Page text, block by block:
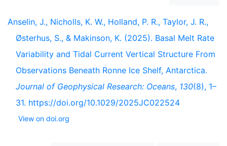
Anselin, J., Nicholls, K. W., Holland, P. R., Taylor, J. R.,
Østerhus, S., & Makinson, K. (2025). Basal Melt Rate
Variability and Tidal Current Vertical Structure From
Observations Beneath Ronne Ice Shelf, Antarctica.
Journal of Geophysical Research: Oceans, 130(8), 1–
31. https://doi.org/10.1029/2025JC022524
View on doi.org